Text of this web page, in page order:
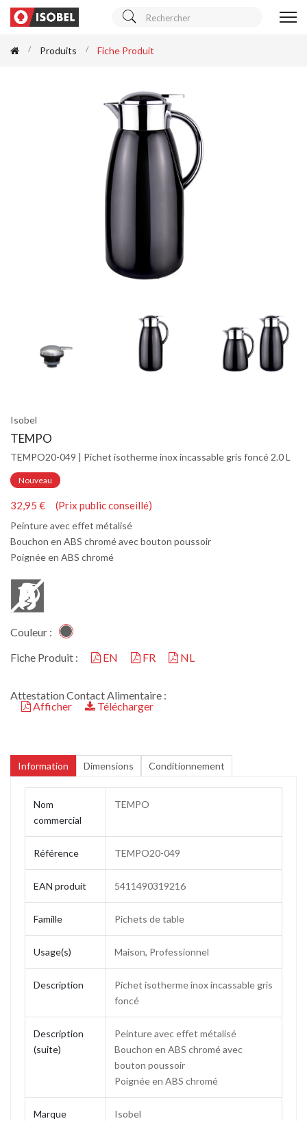
Produits Fiche Produit
Isobel
TEMPO
TEMPO20-049 | Pichet isotherme inox incassable gris foncé 2.0 L
Nouveau
32,95 € (Prix public conseillé)
Peinture avec effet métalisé
Bouchon en ABS chromé avec bouton poussoir
Poignée en ABS chromé
Couleur :
Fiche Produit :
EN FR NL
Attestation Contact Alimentaire :
Afficher
Télécharger
Information Dimensions Conditionnement
Nom
commercial
TEMPO
Référence TEMPO20-049
EAN produit 5411490319216
Famille Pichets de table
Usage(s) Maison, Professionnel
Description
Pichet isotherme inox incassable gris
foncé
Description
(suite)
Peinture avec effet métalisé
Bouchon en ABS chromé avec
bouton poussoir
Poignée en ABS chromé
Marque Isobel